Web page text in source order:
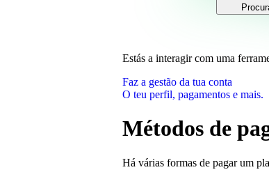
Estás a interagir com uma
Faz a gestão da tua conta
O teu perfil, pagamentos e mais.
Métodos de
Há várias formas de pagar um